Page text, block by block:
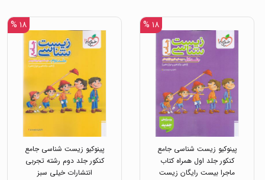
۱۸ %
پینوکیو زیست شناسی جامع
کنکور جلد اول همراه کتاب
ماجرا بیست رایگان زیست
۱۸ %
پینوکیو زیست شناسی جامع
کنکور جلد دوم رشته تجربی
انتشارات خیلی سبز